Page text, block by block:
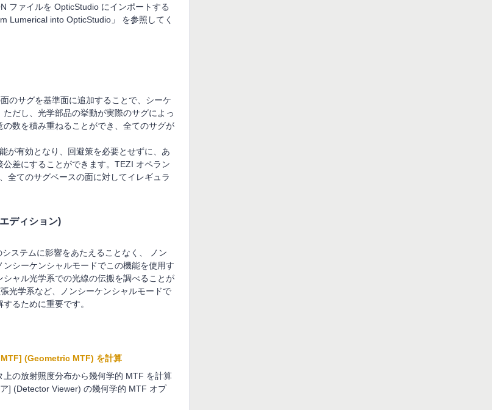
ファイルを OpticStudio にインポートする
Lumerical into OpticStudio」 を参照してく
のサグを基準面に追加することで、シーケ
だし、光学部品の挙動が実際のサグによっ
数を積み重ねることができ、全てのサグが
が有効となり、回避策を必要とせずに、あ
差にすることができます。TEZI オペラン
全てのサグベースの面に対してイレギュラ
ディション)
ステムに影響をあたえることなく、 ノン
シーケンシャルモードでこの機能を使用す
ャル光学系での光線の伝搬を調べることが
光学系など、ノンシーケンシャルモードで
るために重要です。
MTF] (Geometric MTF) を計算
の放射照度分布から幾何学的 MTF を計算
] (Detector Viewer) の幾何学的 MTF オプ